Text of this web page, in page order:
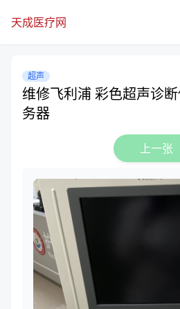
天成医疗网
超声
维修飞利浦 彩色超声诊
务器
上一张